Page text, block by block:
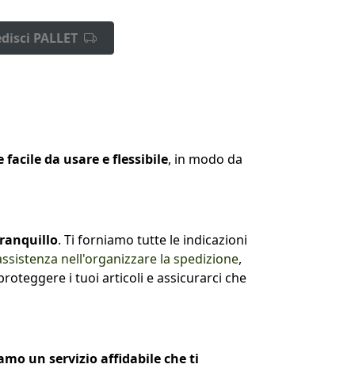
PALLET
da usare e flessibile, in modo da
. Ti forniamo tutte le indicazioni
nell'organizzare la spedizione,
i tuoi articoli e assicurarci che
un servizio affidabile che ti